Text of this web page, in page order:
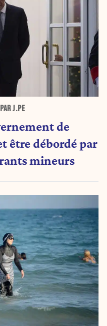
J.PE
de
être débordé par
mineurs